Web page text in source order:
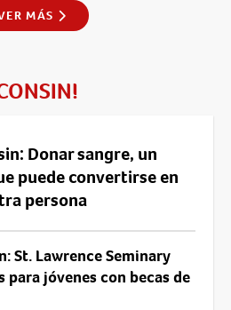
MÁS
Donar sangre, un
puede convertirse en
persona
St. Lawrence Seminary
jóvenes con becas de